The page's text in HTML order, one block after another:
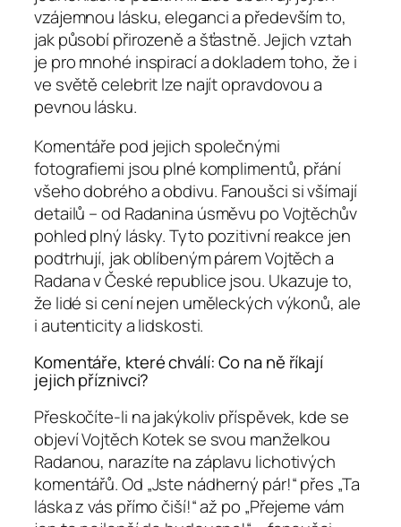
vzájemnou lásku, eleganci a především to,
jak působí přirozeně a šťastně. Jejich vztah
je pro mnohé inspirací a dokladem toho, že i
ve světě celebrit lze najít opravdovou a
pevnou lásku.
Komentáře pod jejich společnými
fotografiemi jsou plné komplimentů, přání
všeho dobrého a obdivu. Fanoušci si všímají
detailů – od Radanina úsměvu po Vojtěchův
pohled plný lásky. Tyto pozitivní reakce jen
podtrhují, jak oblíbeným párem Vojtěch a
Radana v České republice jsou. Ukazuje to,
že lidé si cení nejen uměleckých výkonů, ale
i autenticity a lidskosti.
Komentáře, které chválí: Co na ně říkají
jejich příznivci?
Přeskočíte-li na jakýkoliv příspěvek, kde se
objeví Vojtěch Kotek se svou manželkou
Radanou, narazíte na záplavu lichotivých
komentářů. Od „Jste nádherný pár!“ přes „Ta
láska z vás přímo čiší!“ až po „Přejeme vám